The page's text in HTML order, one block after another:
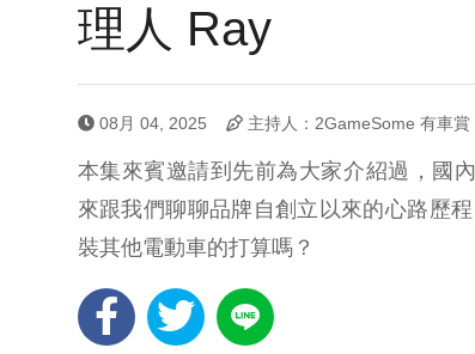
理人 Ray
08月 04, 2025 主持人：2GameSome 有車賞
本集來賓邀請到先前為大家介紹過，國
來跟我們聊聊品牌自創立以來的心路歷
裝其他電動車的打算嗎？